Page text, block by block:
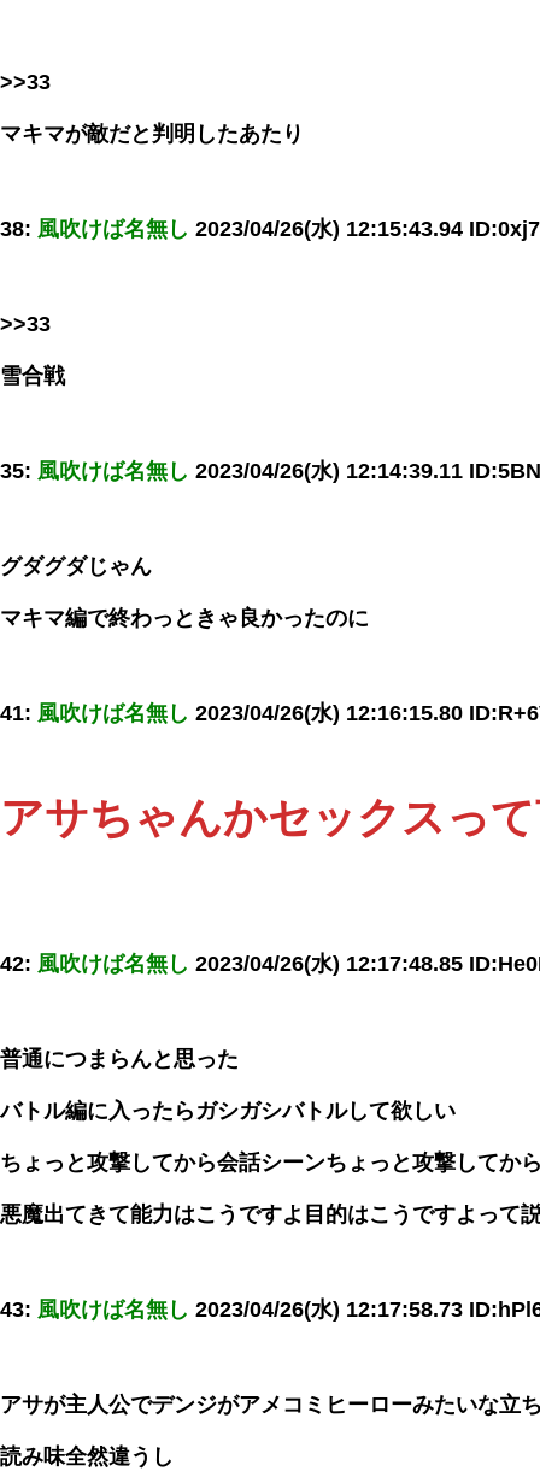
>>33
マキマが敵だと判明したあたり
38: 風吹けば名無し 2023/04/26(水) 12:15:43.94
>>33
雪合戦
35: 風吹けば名無し 2023/04/26(水) 12:14:39.11
グダグダじゃん
マキマ編で終わっときゃ良かったのに
41: 風吹けば名無し 2023/04/26(水) 12:16:15.80
アサちゃんかセックスっ
42: 風吹けば名無し 2023/04/26(水) 12:17:48.85
普通につまらんと思った
バトル編に入ったらガシガシバトルして欲しい
ちょっと攻撃してから会話シーンちょっと攻撃してか
悪魔出てきて能力はこうですよ目的はこうですよって
43: 風吹けば名無し 2023/04/26(水) 12:17:58.73
アサが主人公でデンジがアメコミヒーローみたいな立
読み味全然違うし